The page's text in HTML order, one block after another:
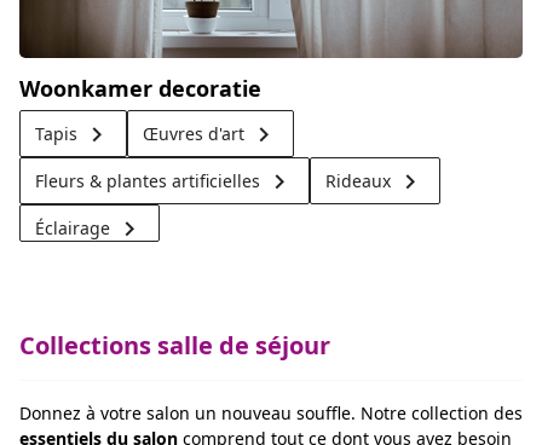
Woonkamer decoratie
Tapis keyboard_arrow_right Œuvres d'art keyboard_arrow_right
Fleurs & plantes artificielles keyboard_arrow_right Rideaux keyboard_arrow_right
Éclairage keyboard_arrow_right
Collections salle de séjour
Donnez à votre salon un nouveau souffle. Notre collection des
essentiels du salon comprend tout ce dont vous avez besoin